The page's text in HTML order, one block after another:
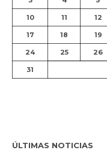
10 11 12
17 18 19
24 25 26
31
ÚLTIMAS NOTICIAS